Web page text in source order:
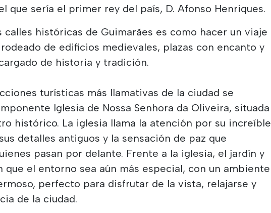
que sería el primer rey del país, D. Afonso Henriques.
calles históricas de Guimarães es como hacer un viaje
de edificios medievales, plazas con encanto y
de historia y tradición.
turísticas más llamativas de la ciudad se
Iglesia de Nossa Senhora da Oliveira, situada
histórico. La iglesia llama la atención por su increíble
detalles antiguos y la sensación de paz que
pasan por delante. Frente a la iglesia, el jardín y
que el entorno sea aún más especial, con un ambiente
perfecto para disfrutar de la vista, relajarse y
de la ciudad.